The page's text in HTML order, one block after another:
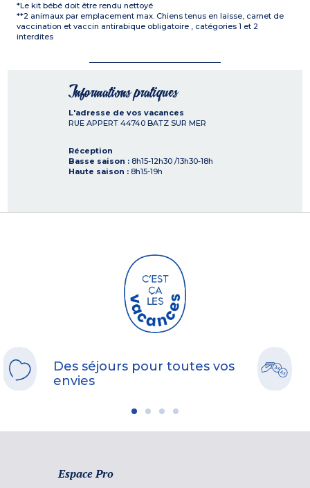
*Le kit bébé doit être rendu nettoyé
**2 animaux par emplacement max. Chiens tenus en laisse, carnet de
vaccination et vaccin antirabique obligatoire , catégories 1 et 2
interdites
Informations pratiques
L'adresse de vos vacances
RUE APPERT 44740 BATZ SUR MER
Réception
Basse saison : 8h15-12h30 /13h30-18h
Haute saison : 8h15-19h
Des séjours pour toutes vos
envies
Espace Pro